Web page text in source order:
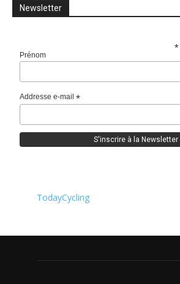
Newsletter
*
Prénom
Addresse e-mail*
TodayCycling